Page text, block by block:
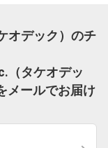
オデック）のチ
（タケオデッ
メールでお届け